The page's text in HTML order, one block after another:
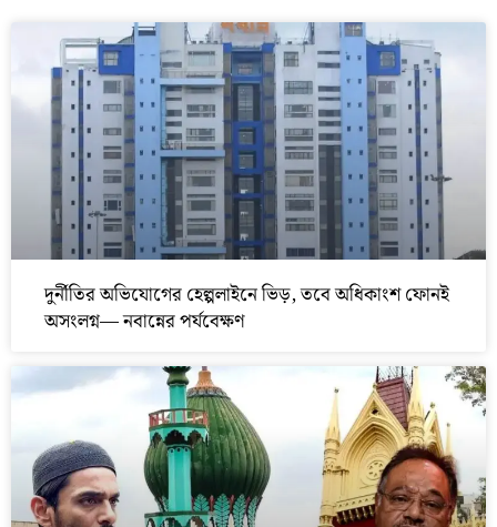
দুর্নীতির অভিযোগের হেল্পলাইনে ভিড়, তবে অধিকাংশ ফোনই
অসংলগ্ন— নবান্নের পর্যবেক্ষণ